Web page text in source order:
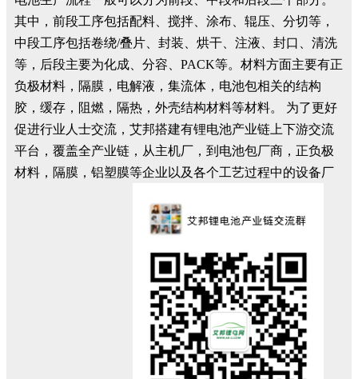
其中，前段工序包括配料、搅拌、涂布、辊压、分切等，
中段工序包括卷绕/叠片、封装、烘干、注液、封口、清洗
等，后段主要为化成、分容、PACK等。材料方面主要有正
负极材料，隔膜，电解液，集流体，电池包相关的结构
胶，缓存，阻燃，隔热，外壳结构材料等材料。 为了更好
促进行业人士交流，艾邦搭建有锂电池产业链上下游交流
平台，覆盖全产业链，从主机厂，到电池包厂商，正负极
材料，隔膜，铝塑膜等企业以及各个工艺过程中的设备厂